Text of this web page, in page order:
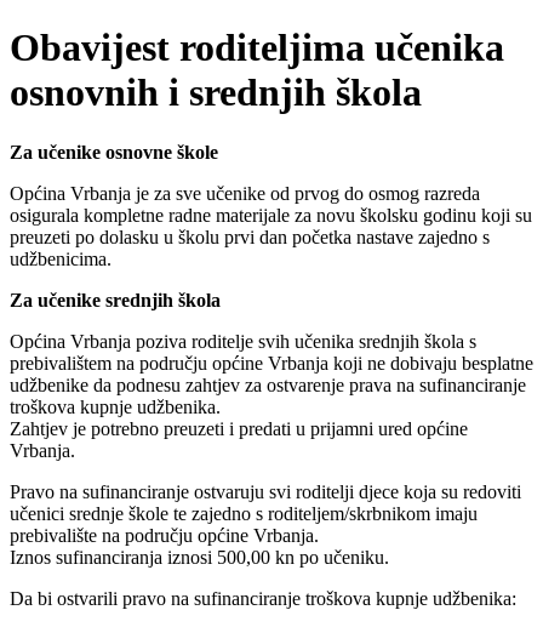
Obavijest roditeljima učenika
osnovnih i srednjih škola
Za učenike osnovne škole
Općina Vrbanja je za sve učenike od prvog do osmog razreda
osigurala kompletne radne materijale za novu školsku godinu koji su
preuzeti po dolasku u školu prvi dan početka nastave zajedno s
udžbenicima.
Za učenike srednjih škola
Općina Vrbanja poziva roditelje svih učenika srednjih škola s
prebivalištem na području općine Vrbanja koji ne dobivaju besplatne
udžbenike da podnesu zahtjev za ostvarenje prava na sufinanciranje
troškova kupnje udžbenika.
Zahtjev je potrebno preuzeti i predati u prijamni ured općine
Vrbanja.
Pravo na sufinanciranje ostvaruju svi roditelji djece koja su redoviti
učenici srednje škole te zajedno s roditeljem/skrbnikom imaju
prebivalište na području općine Vrbanja.
Iznos sufinanciranja iznosi 500,00 kn po učeniku.
Da bi ostvarili pravo na sufinanciranje troškova kupnje udžbenika: